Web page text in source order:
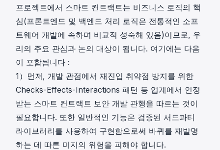
프로젝트에서 스마트 컨트랙트는 비즈니스 로직의 핵
심(프론트엔드 및 백엔드 처리 로직은 전통적인 소프
트웨어 개발에 속하며 비교적 성숙해 있음)이므로, 우
리의 주요 관심과 논의 대상이 됩니다. 여기에는 다음
이 포함됩니다 :
1）먼저, 개발 관점에서 재진입 취약점 방지를 위한
Checks-Effects-Interactions 패턴 등 업계에서 인정
받는 스마트 컨트랙트 보안 개발 관행을 따르는 것이
필요합니다. 또한 일반적인 기능은 검증된 서드파티
라이브러리를 사용하여 구현함으로써 바퀴를 재발명
하는 데 따른 미지의 위험을 피해야 합니다.